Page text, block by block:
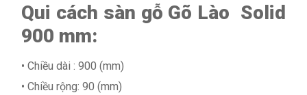
Qui cách sàn gỗ Gõ Lào Solid
900 mm:
• Chiều dài : 900 (mm)
• Chiều rộng: 90 (mm)